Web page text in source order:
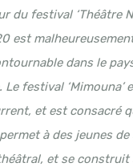
du festival ‘Théâtre
est
dans le
Le festival ‘Mimouna’
et est consacré
à des jeunes de
et se construit